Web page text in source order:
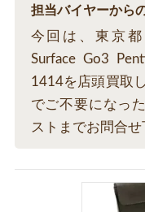
担当バイヤーから
今回は、東京
Surface Go3
1414を店頭買取
でご不要になっ
ストまでお問合せ